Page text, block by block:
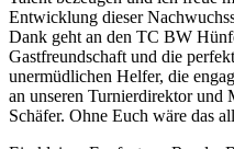
Entwicklung dieser
Dank geht an den TC BW
Gastfreundschaft und die
unermüdlichen Helfer, die
an unseren Turnierdirektor und
Schäfer. Ohne Euch wäre das